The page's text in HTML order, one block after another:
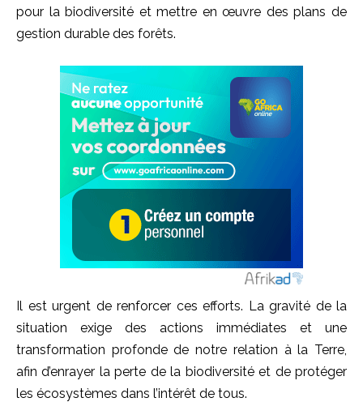
pour la biodiversité et mettre en œuvre des plans de
gestion durable des forêts.
Il est urgent de renforcer ces efforts. La gravité de la
situation exige des actions immédiates et une
transformation profonde de notre relation à la Terre,
afin d’enrayer la perte de la biodiversité et de protéger
les écosystèmes dans l’intérêt de tous.